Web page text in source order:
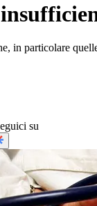
in particolare
su